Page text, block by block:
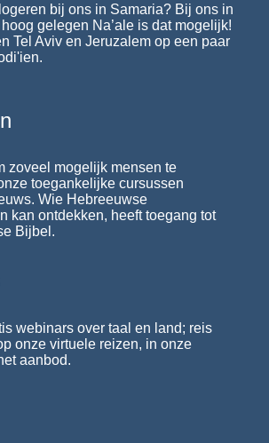
bij ons in Samaria? Bij ons in
gelegen Na’ale is dat mogelijk!
Tel Aviv en Jeruzalem op een paar
zoveel mogelijk mensen te
toegankelijke cursussen
Wie Hebreeuwse
kan ontdekken, heeft toegang tot
Bijbel.
webinars over taal en land; reis
onze virtuele reizen, in onze
aanbod.